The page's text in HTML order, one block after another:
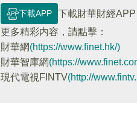
下載APP
下載財華財經
更多精彩内容，請點擊：
財華網(https://www.finet.hk/)
財華智庫網(https://
現代電視FINTV(http://